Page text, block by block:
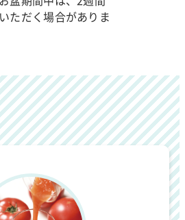
ただく場合がありま